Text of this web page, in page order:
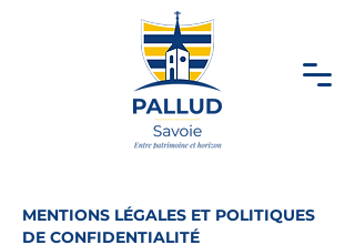
MENTIONS LÉGALES ET POLITIQUES
DE CONFIDENTIALITÉ